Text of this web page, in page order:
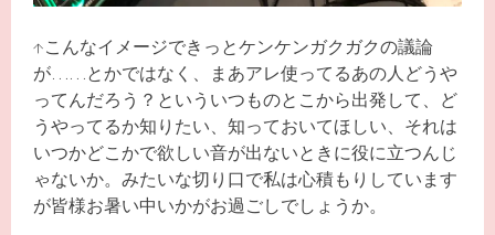
↑こんなイメージできっとケンケンガクガクの議論
が……とかではなく、まあアレ使ってるあの人どうや
ってんだろう？といういつものとこから出発して、ど
うやってるか知りたい、知っておいてほしい、それは
いつかどこかで欲しい音が出ないときに役に立つんじ
ゃないか。みたいな切り口で私は心積もりしています
が皆様お暑い中いかがお過ごしでしょうか。